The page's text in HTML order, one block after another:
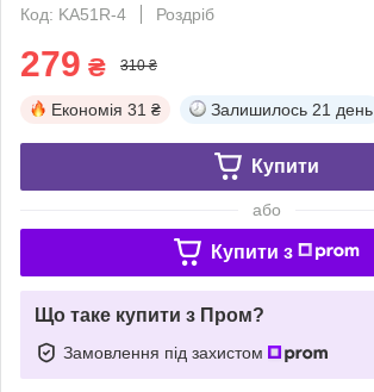
Код: KA51R-4
Роздріб
279 ₴ 310 ₴
Економія 31 ₴ Залишилось 21 день
Купити
або
Купити з
Що таке купити з Пром?
Замовлення під захистом